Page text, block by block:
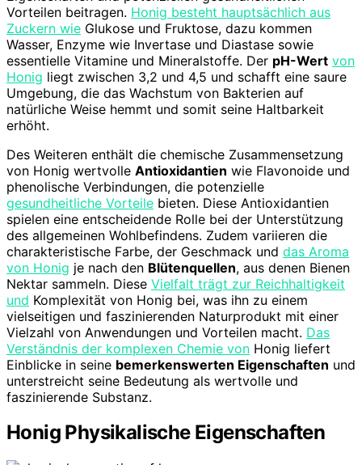
Vorteilen beitragen. Honig besteht hauptsächlich aus
Zuckern wie Glukose und Fruktose, dazu kommen
Wasser, Enzyme wie Invertase und Diastase sowie
essentielle Vitamine und Mineralstoffe. Der pH-Wert von
Honig liegt zwischen 3,2 und 4,5 und schafft eine saure
Umgebung, die das Wachstum von Bakterien auf
natürliche Weise hemmt und somit seine Haltbarkeit
erhöht.
Des Weiteren enthält die chemische Zusammensetzung
von Honig wertvolle Antioxidantien wie Flavonoide und
phenolische Verbindungen, die potenzielle
gesundheitliche Vorteile bieten. Diese Antioxidantien
spielen eine entscheidende Rolle bei der Unterstützung
des allgemeinen Wohlbefindens. Zudem variieren die
charakteristische Farbe, der Geschmack und das Aroma
von Honig je nach den Blütenquellen, aus denen Bienen
Nektar sammeln. Diese Vielfalt trägt zur Reichhaltigkeit
und Komplexität von Honig bei, was ihn zu einem
vielseitigen und faszinierenden Naturprodukt mit einer
Vielzahl von Anwendungen und Vorteilen macht. Das
Verständnis der komplexen Chemie von Honig liefert
Einblicke in seine bemerkenswerten Eigenschaften und
unterstreicht seine Bedeutung als wertvolle und
faszinierende Substanz.
Honig Physikalische Eigenschaften